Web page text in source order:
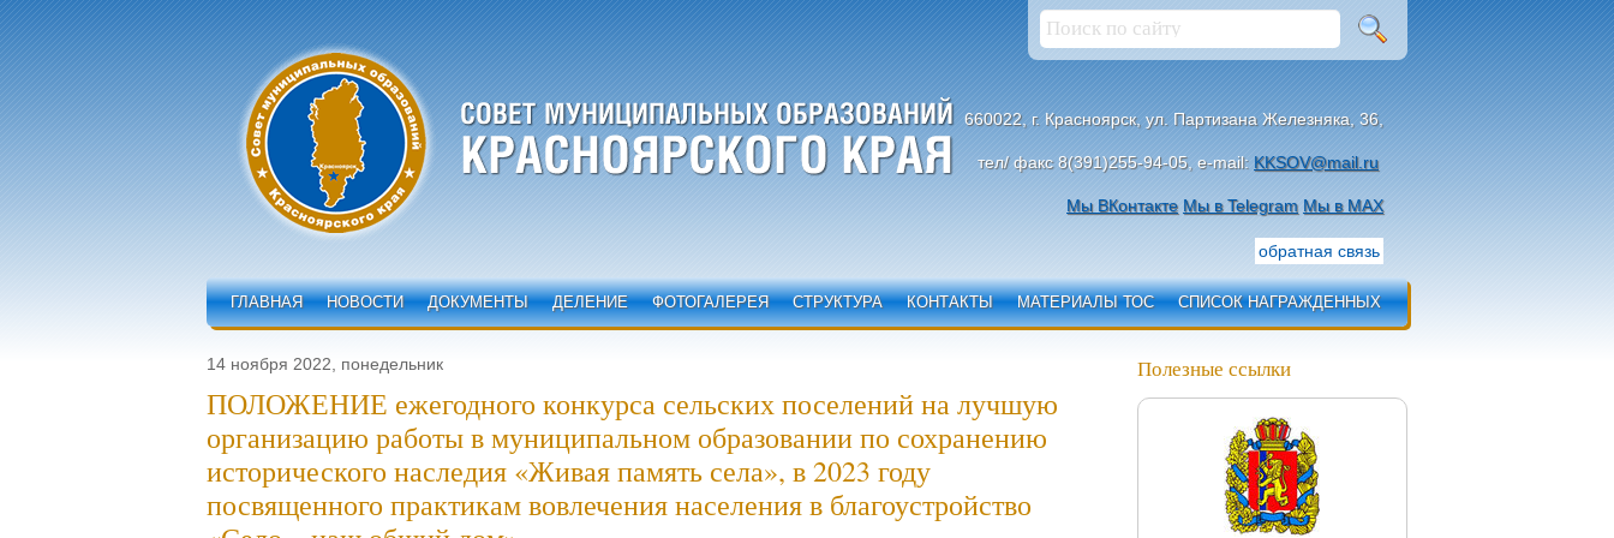
660022, г. Красноярск, ул. Партизана Железняка, 36,
тел/ факс 8(391)255-94-05, e-mail: KKSOV@mail.ru
Мы ВКонтакте Мы в Telegram Мы в МАХ
обратная связь
ГЛАВНАЯ НОВОСТИ ДОКУМЕНТЫ ДЕЛЕНИЕ ФОТОГАЛЕРЕЯ СТРУКТУРА КОНТАКТЫ МАТЕРИАЛЫ ТОС СПИСОК НАГРАЖДЕННЫХ
14 ноября 2022, понедельник
ПОЛОЖЕНИЕ ежегодного конкурса сельских поселений на лучшую
организацию работы в муниципальном образовании по сохранению
исторического наследия «Живая память села», в 2023 году
посвященного практикам вовлечения населения в благоустройство
Полезные ссылки